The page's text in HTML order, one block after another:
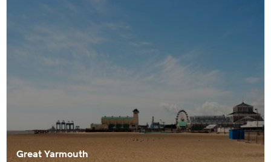
Great Yarmouth